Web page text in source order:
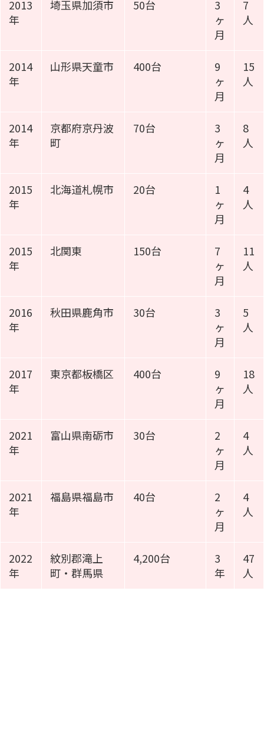
2013
年
埼玉県加須市 50台
3
ヶ
月
7
人
2014
年
山形県天童市 400台
9
ヶ
月
15
人
2014
年
京都府京丹波
町
70台
3
ヶ
月
8
人
2015
年
北海道札幌市 20台
1
ヶ
月
4
人
2015
年
北関東 150台
7
ヶ
月
11
人
2016
年
秋田県鹿角市 30台
3
ヶ
月
5
人
2017
年
東京都板橋区 400台
9
ヶ
月
18
人
2021
年
富山県南砺市 30台
2
ヶ
月
4
人
2021
年
福島県福島市 40台
2
ヶ
月
4
人
2022
年
紋別郡滝上
町・群馬県
4,200台
3
年
47
人